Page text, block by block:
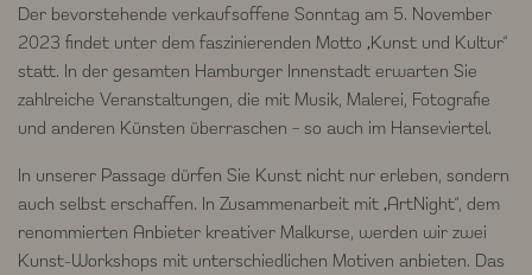
Der bevorstehende verkaufsoffene Sonntag am 5. November
2023 findet unter dem faszinierenden Motto „Kunst und Kultur“
statt. In der gesamten Hamburger Innenstadt erwarten Sie
zahlreiche Veranstaltungen, die mit Musik, Malerei, Fotografie
und anderen Künsten überraschen – so auch im Hanseviertel.
In unserer Passage dürfen Sie Kunst nicht nur erleben, sondern
auch selbst erschaffen. In Zusammenarbeit mit „ArtNight“, dem
renommierten Anbieter kreativer Malkurse, werden wir zwei
Kunst-Workshops mit unterschiedlichen Motiven anbieten. Das